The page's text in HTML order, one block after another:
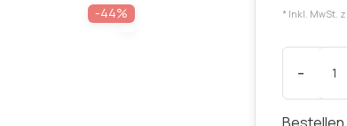
-44% * Inkl. MwSt.
-